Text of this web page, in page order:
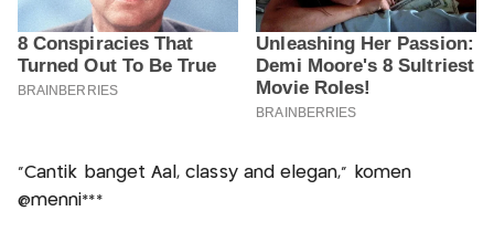
"Cantik banget Aal, classy and elegan," komen
@menni***